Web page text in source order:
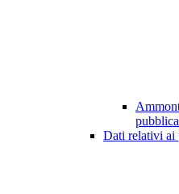
Dati relativi ai